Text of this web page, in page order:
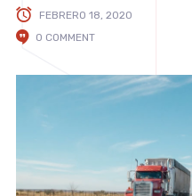
FEBRERO 18, 2020
0 COMMENT